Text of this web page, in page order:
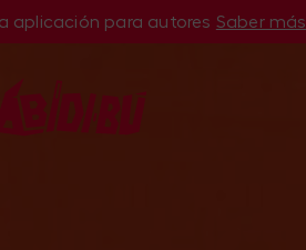
aplicación para autores Saber más